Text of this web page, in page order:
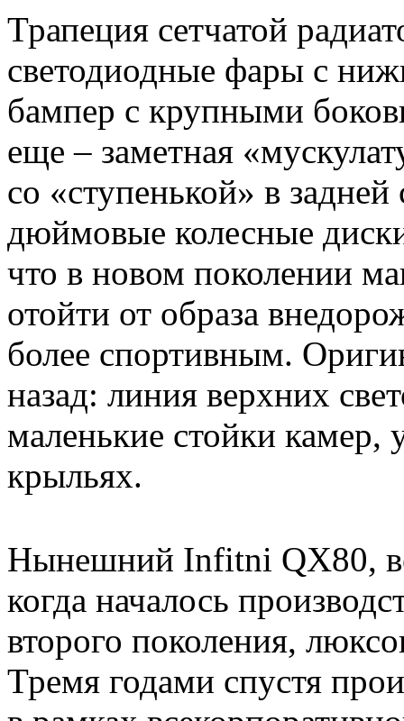
Трапеция сетчатой
светодиодные фары с
бампер с крупными
еще – заметная
со «ступенькой» в
дюймовые колесные
что в новом поколении
отойти от образа
более спортивным.
назад: линия верхних
маленькие стойки камер,
крыльях.
Нынешний Infitni QX80,
когда началось
второго поколения,
Тремя годами спустя